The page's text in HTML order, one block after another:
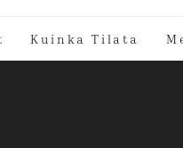
Kuinka Tilata